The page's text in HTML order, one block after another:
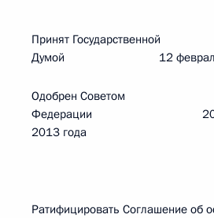
Принят Государственной
Думой 12 февраля
Одобрен Советом
Федерации 20
2013 года
Ратифицировать Соглашение об